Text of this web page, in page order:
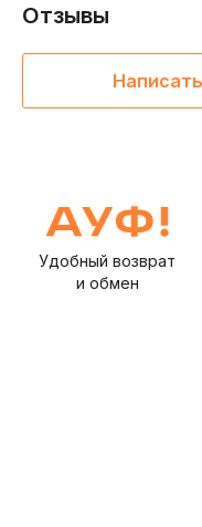
Отзывы
Удобный возврат
и обмен